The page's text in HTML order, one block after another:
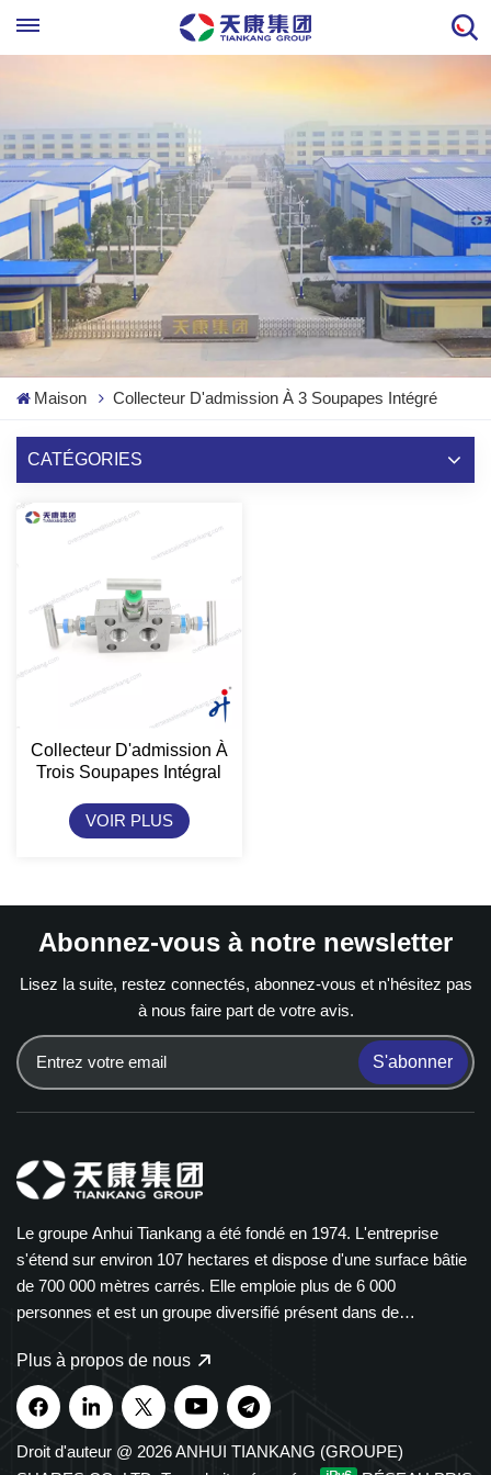
Maison Collecteur D'admission À 3 Soupapes Intégré
CATÉGORIES
Collecteur D'admission À
Trois Soupapes Intégral
VOIR PLUS
Abonnez-vous à notre newsletter
Lisez la suite, restez connectés, abonnez-vous et n'hésitez pas
à nous faire part de votre avis.
S'abonner
Le groupe Anhui Tiankang a été fondé en 1974. L'entreprise
s'étend sur environ 107 hectares et dispose d'une surface bâtie
de 700 000 mètres carrés. Elle emploie plus de 6 000
personnes et est un groupe diversifié présent dans de
instruments et compteurs, les câbles optiques, les produits
médicaux et pharmaceutiques, les équipements électriques
intelligents et les chemins de câbles en polymère. Nos produits
sont largement utilisés dans les secteurs de la pétrochimie, de
l'énergie, des transports et des énergies nouvelles. Le groupe
Plus à propos de nous
Droit d'auteur @ 2026 ANHUI TIANKANG (GROUPE)